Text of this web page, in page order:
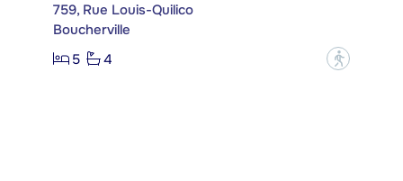
759, Rue Louis-Quilico
Boucherville
5
4 ?